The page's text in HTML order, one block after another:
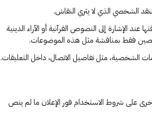
الشخصي الذي لا يثري النقاش.
عند الإشارة إلى النصوص القرآنية أو الآراء الدينية
فقط بمناقشة مثل هذه الموضوعات.
الشخصية، مثل تفاصيل الاتصال، داخل التعليقات.
على شروط الاستخدام فور الإعلان ما لم ينص